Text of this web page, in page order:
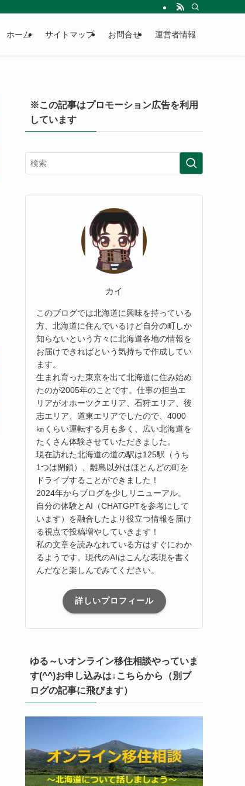
ホーム サイトマップ お問合せ 運営者情報
※この記事はプロモーション広告を利用
しています
カイ
このブログでは北海道に興味を持っている
方、北海道に住んでいるけど自分の町しか
知らないという方々に北海道各地の情報を
お届けできればという気持ちで作成してい
ます。
生まれ育った東京を出て北海道に住み始め
たのが2005年のことです。仕事の担当エ
リアがオホーツクエリア、石狩エリア、後
志エリア、道東エリアでしたので、4000
㎞くらい運転する月も多く、広い北海道を
たくさん体験させていただきました。
現在訪れた北海道の道の駅は125駅（うち
1つは閉鎖）、離島以外はほとんどの町を
ドライブすることができました！
2024年からブログを少しリニューアル。
自分の体験とAI（CHATGPTを参考にして
います）を融合したより役立つ情報を届け
る視点で投稿増やしていきます！
私の文章を読みなれている方はすぐにわか
るようです。現代のAIはこんな表現を書く
んだなと楽しんでみてください。
詳しいプロフィール
ゆる～いオンライン移住相談やっていま
す(^^)お申し込みは↓こちらから（別ブ
ログの記事に飛びます）